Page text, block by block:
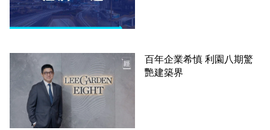
百年企業希慎 利園八期驚
艷建築界